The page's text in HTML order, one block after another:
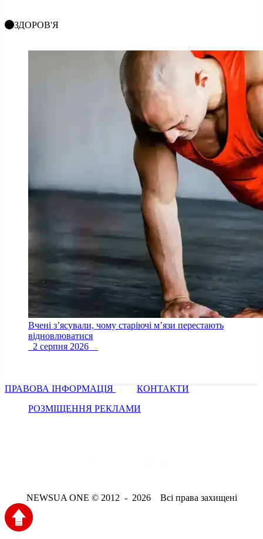
ЗДОРОВ'Я
Вчені з’ясували, чому старіючі м’язи перестають
відновлюватися
2 серпня 2026
ПРАВОВА ІНФОРМАЦІЯ
КОНТАКТИ
РОЗМІЩЕННЯ РЕКЛАМИ
NEWSUA ONE © 2012 - 2026 Всі права захищені